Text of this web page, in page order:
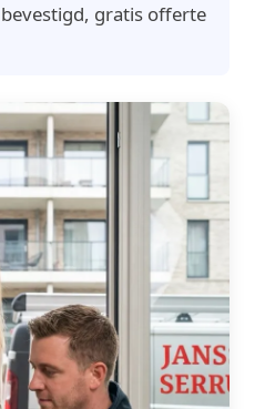
gratis offerte